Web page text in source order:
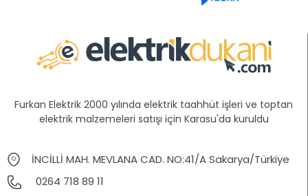
Furkan Elektrik 2000 yılında elektrik taahhüt işleri ve toptan
elektrik malzemeleri satışı için Karasu'da kuruldu
İNCİLLİ MAH. MEVLANA CAD. NO:41/A Sakarya/Türkiye
0264 718 89 11